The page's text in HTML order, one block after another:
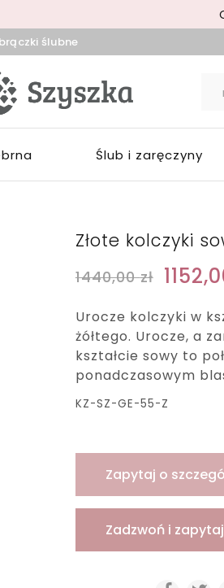
ślubne
Ślub i zaręczyny
Złote kolczyki
1440,00zł
Urocze kolczyki w
żółtego. Urocze, a
kształcie sowy to
ponadczasowym
KZ-SZ-GE-55-Z
Zapytaj o
Zadzwoń i